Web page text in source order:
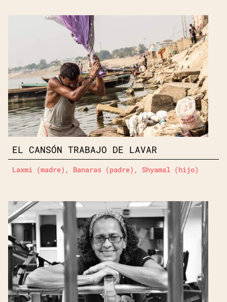
EL CANSÓN TRABAJO DE LAVAR
Laxmi (madre), Banaras (padre), Shyamal (hijo)